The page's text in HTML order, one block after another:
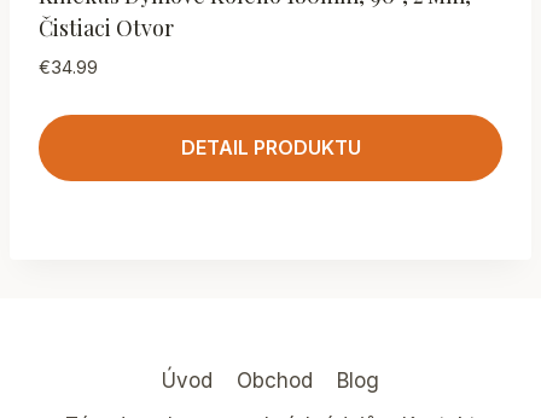
Čistiaci Otvor
€34.99
DETAIL PRODUKTU
Úvod Obchod
Blog